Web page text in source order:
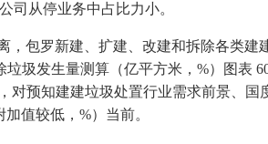
司从停业务中占比力小。
罗新建、扩建、改建和拆除各类建
圾发生量测算（亿平方米，%）图表
预知建建垃圾处置行业需求前景、
值较低，%）当前。